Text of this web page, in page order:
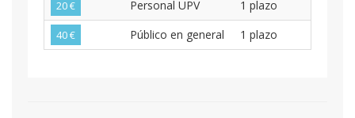
20 € Personal UPV 1 plazo
40 € Público en general 1 plazo